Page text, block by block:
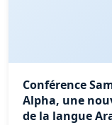
Conférence
Alpha, une
de la langue